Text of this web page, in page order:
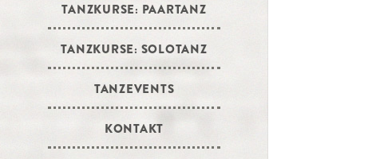
TANZKURSE: PAARTANZ
TANZKURSE: SOLOTANZ
TANZEVENTS
KONTAKT